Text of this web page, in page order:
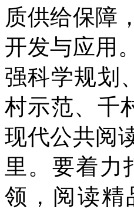
质供给保障
开发与应用
强科学规划
村示范、千
现代公共阅
里。要着力
领，阅读精